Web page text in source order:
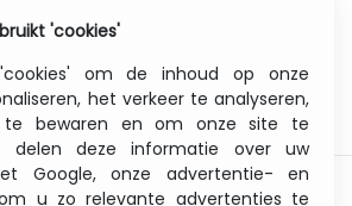
'cookies'
om de inhoud op onze
het verkeer te analyseren,
te bewaren en om onze site te
delen deze informatie over uw
Google, onze advertentie- en
u zo relevante advertenties te